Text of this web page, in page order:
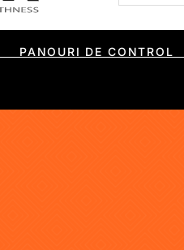
PANOURI DE CONTROL